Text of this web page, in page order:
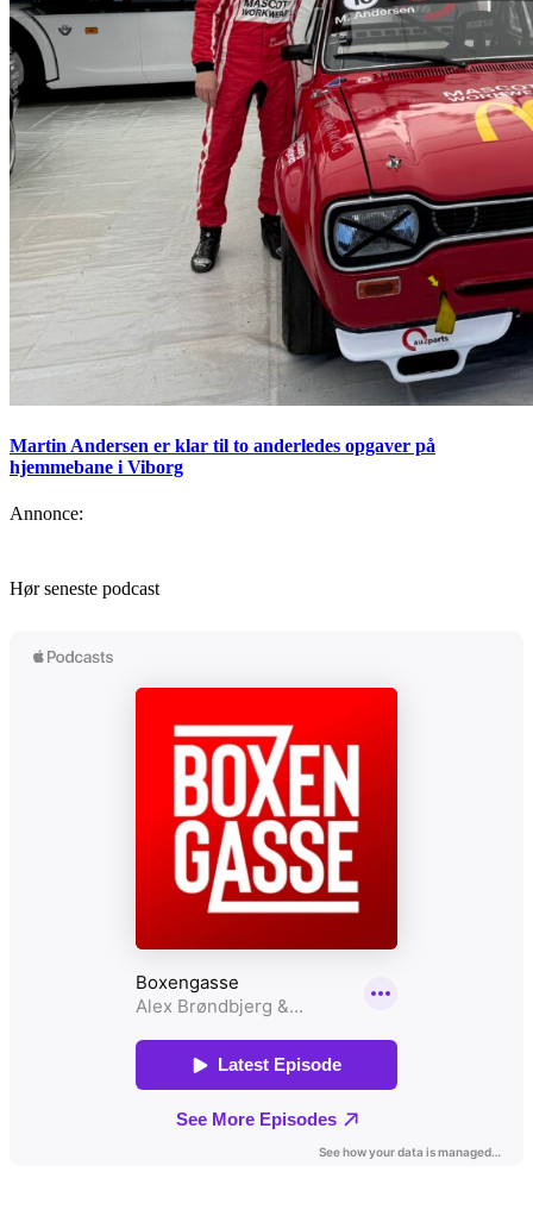
Martin Andersen er klar til to anderledes opgaver på
hjemmebane i Viborg
Annonce:
Hør seneste podcast